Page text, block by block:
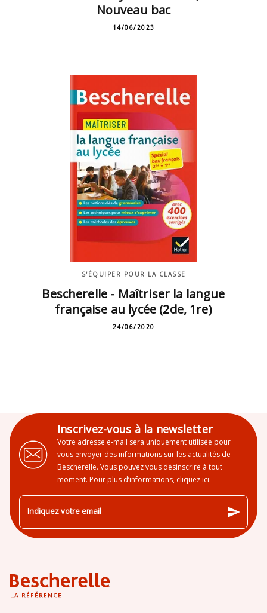
Nouveau bac
14/06/2023
S'ÉQUIPER POUR LA CLASSE
Bescherelle - Maîtriser la langue
française au lycée (2de, 1re)
24/06/2020
Inscrivez-vous à la newsletter
Votre adresse e-mail sera uniquement utilisée pour
vous envoyer des informations sur les actualités de
Bescherelle. Vous pouvez vous désinscrire à tout
moment. Pour plus d’informations, cliquez ici.
Indiquez votre email send